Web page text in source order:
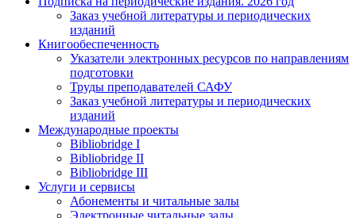
Заказ учебной литературы и периодических
изданий
Книгообеспеченность
Указатели электронных ресурсов по направлениям
подготовки
Труды преподавателей САФУ
Заказ учебной литературы и периодических
изданий
Международные проекты
Bibliobridge I
Bibliobridge II
Bibliobridge III
Услуги и сервисы
Абонементы и читальные залы
Электронные читальные залы